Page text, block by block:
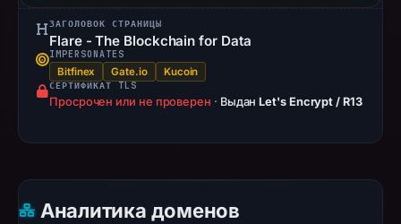
establish
safety.
Context:
Cosmotown,
address
ЗАГОЛОВОК СТРАНИЦЫ
Flare - The Blockchain for Data
IMPERSONATES
Bitfinex Gate.io Kucoin
СЕРТИФИКАТ TLS
Просрочен или не проверен · ВыданLet's Encrypt / R13
Аналитика доменов